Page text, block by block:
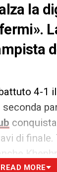
la
4-1
seconda
di finale.
.
READ MORE